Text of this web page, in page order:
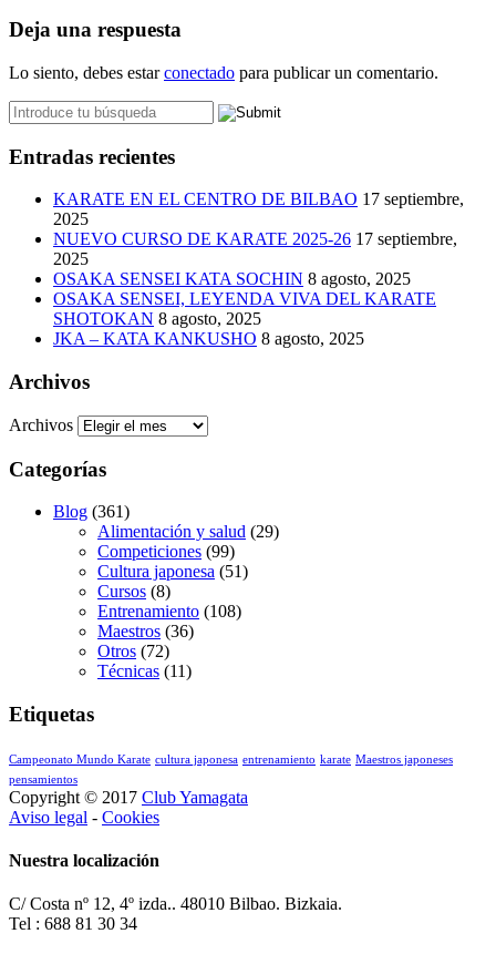
Deja una respuesta
Lo siento, debes estarconectado para publicar un comentario.
Entradas recientes
KARATE EN EL CENTRO DE BILBAO 17 septiembre,
2025
NUEVO CURSO DE KARATE 2025-26 17 septiembre,
2025
OSAKA SENSEI KATA SOCHIN 8 agosto, 2025
OSAKA SENSEI, LEYENDA VIVA DEL KARATE
SHOTOKAN 8 agosto, 2025
JKA – KATA KANKUSHO 8 agosto, 2025
Archivos
Archivos
Categorías
Blog (361)
Alimentación y salud (29)
Competiciones (99)
Cultura japonesa (51)
Cursos (8)
Entrenamiento (108)
Maestros (36)
Otros (72)
Técnicas (11)
Etiquetas
Campeonato Mundo Karate cultura japonesa entrenamiento karate Maestros japoneses
pensamientos
Copyright © 2017 Club Yamagata
Aviso legal - Cookies
Nuestra localización
C/ Costa nº 12, 4º izda.. 48010 Bilbao. Bizkaia.
Tel : 688 81 30 34